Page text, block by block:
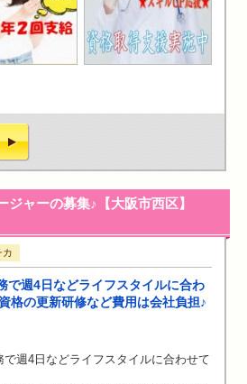
ャーの募集♪【大阪市西区】
カ
で週4日などライフスタイルに合わ
格の更新研修など費用は会社負担♪
で週4日などライフスタイルに合わせて